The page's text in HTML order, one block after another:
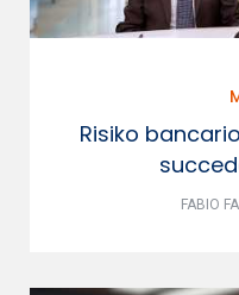
Risiko
FABIO